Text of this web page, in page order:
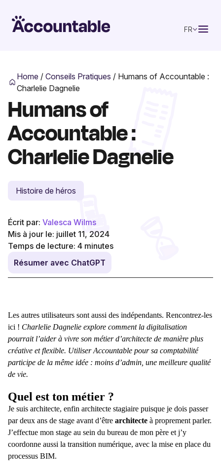
FR
Home /Conseils Pratiques / Humans of Accountable :
Charlelie Dagnelie
Humans of
Accountable :
Charlelie Dagnelie
Histoire de héros
Écrit par: Valesca Wilms
Mis à jour le: juillet 11, 2024
Temps de lecture: 4 minutes
Résumer avec ChatGPT
Les autres utilisateurs sont aussi des indépendants. Rencontrez-les
ici ! Charlelie Dagnelie explore comment la digitalisation
pourrait l’aider à vivre son métier d’architecte de manière plus
créative et flexible. Utiliser Accountable pour sa comptabilité
participe de la même idée : moins d’admin, une meilleure qualité
de vie.
Quel est ton métier ?
Je suis architecte, enfin architecte stagiaire puisque je dois passer
par deux ans de stage avant d’être architecte à proprement parler.
J’effectue mon stage au sein du bureau de mon père et j’y
coordonne aussi la transition numérique, avec la mise en place du
processus BIM.